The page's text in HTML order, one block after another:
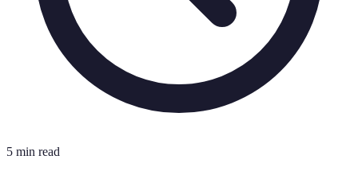
5 min read